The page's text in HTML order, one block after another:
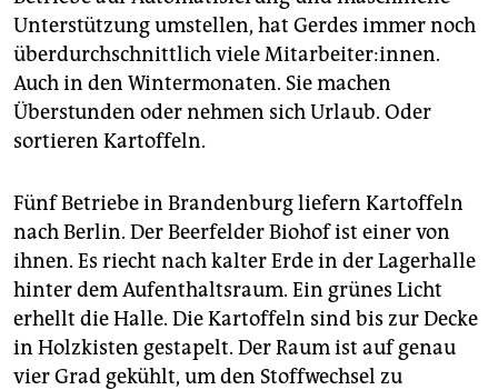
Unterstützung umstellen, hat Gerdes immer noch
überdurchschnittlich viele Mitarbeiter:innen.
Auch in den Wintermonaten. Sie machen
Überstunden oder nehmen sich Urlaub. Oder
sortieren Kartoffeln.
Fünf Betriebe in Brandenburg liefern Kartoffeln
nach Berlin. Der Beerfelder Biohof ist einer von
ihnen. Es riecht nach kalter Erde in der Lagerhalle
hinter dem Aufenthaltsraum. Ein grünes Licht
erhellt die Halle. Die Kartoffeln sind bis zur Decke
in Holzkisten gestapelt. Der Raum ist auf genau
vier Grad gekühlt, um den Stoffwechsel zu